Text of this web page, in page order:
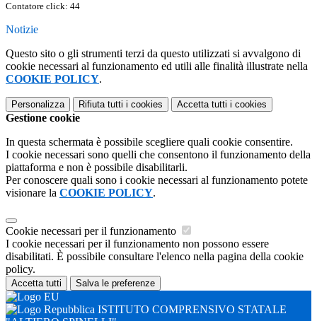
Contatore click: 44
Notizie
Questo sito o gli strumenti terzi da questo utilizzati si avvalgono di
cookie necessari al funzionamento ed utili alle finalità illustrate nella
COOKIE POLICY.
Personalizza Rifiuta tutti i cookies Accetta tutti i cookies
Gestione cookie
In questa schermata è possibile scegliere quali cookie consentire.
I cookie necessari sono quelli che consentono il funzionamento della
piattaforma e non è possibile disabilitarli.
Per conoscere quali sono i cookie necessari al funzionamento potete
visionare la COOKIE POLICY.
Cookie necessari per il funzionamento
I cookie necessari per il funzionamento non possono essere
disabilitati. È possibile consultare l'elenco nella pagina della cookie
policy.
Accetta tutti Salva le preferenze
ISTITUTO COMPRENSIVO STATALE